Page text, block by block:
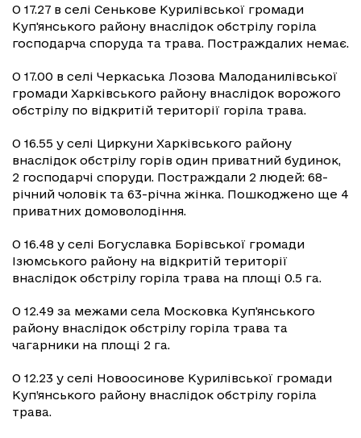
О 17.27 в селі Сенькове Курилівської громади
Куп'янського району внаслідок обстрілу горіла
господарча споруда та трава. Постраждалих немає.
О 17.00 в селі Черкаська Лозова Малоданилівської
громади Харківського району внаслідок ворожого
обстрілу по відкритій території горіла трава.
О 16.55 у селі Циркуни Харківського району
внаслідок обстрілу горів один приватний будинок,
2 господарчі споруди. Постраждали 2 людей: 68-
річний чоловік та 63-річна жінка. Пошкоджено ще 4
приватних домоволодіння.
О 16.48 у селі Богуславка Борівської громади
Ізюмського району на відкритій території
внаслідок обстрілу горіла трава на площі 0.5 га.
О 12.49 за межами села Московка Куп'янського
району внаслідок обстрілу горіла трава та
чагарники на площі 2 га.
О 12.23 у селі Новоосинове Курилівської громади
Куп’янського району внаслідок обстрілу горіла
трава.